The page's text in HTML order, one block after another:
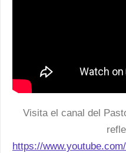
Visita el canal del
https://